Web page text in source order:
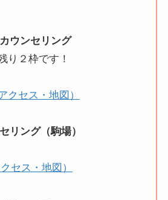
ウンセリング
り２枠です！
クセス・地図）
リング（駒場）
セス・地図）